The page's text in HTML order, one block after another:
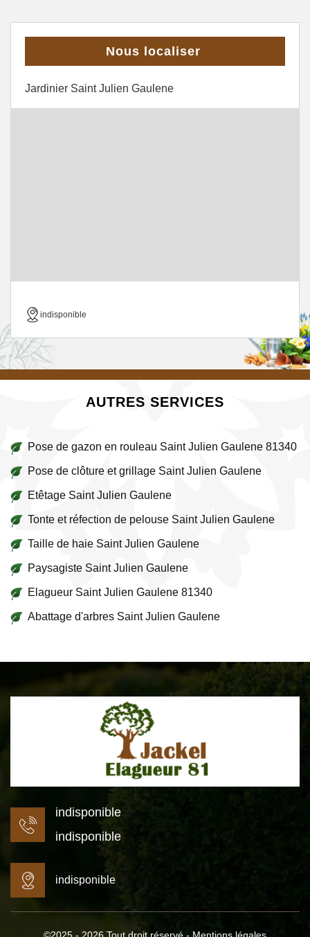
Nous localiser
Jardinier Saint Julien Gaulene
indisponible
AUTRES SERVICES
Pose de gazon en rouleau Saint Julien Gaulene 81340
Pose de clôture et grillage Saint Julien Gaulene
Etêtage Saint Julien Gaulene
Tonte et réfection de pelouse Saint Julien Gaulene
Taille de haie Saint Julien Gaulene
Paysagiste Saint Julien Gaulene
Elagueur Saint Julien Gaulene 81340
Abattage d'arbres Saint Julien Gaulene
indisponible
indisponible
indisponible